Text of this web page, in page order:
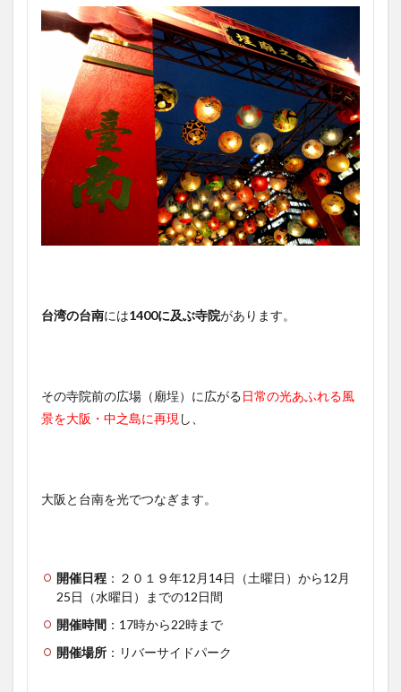
台湾の台南には1400に及ぶ寺院があります。
その寺院前の広場（廟埕）に広がる日常の光あふれる風
景を大阪・中之島に再現 し、
大阪と台南を光でつなぎます。
開催日程 ：２０１９年12月14日（土曜日）から12月
25日（水曜日）までの12日間
開催時間 ：17時から22時まで
開催場所 ：リバーサイドパーク